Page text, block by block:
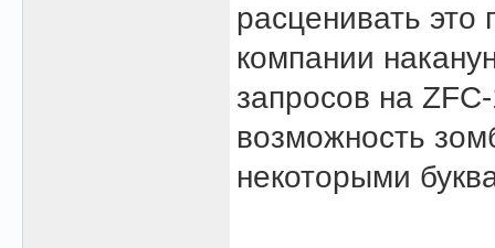
расценивать это
компании
запросов на
возможность
некоторыми